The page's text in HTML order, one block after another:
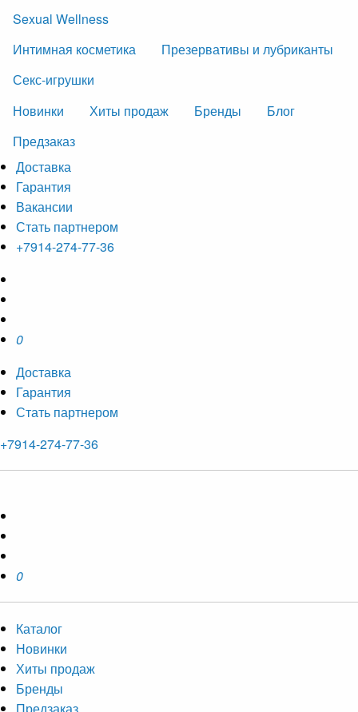
Sexual Wellness
Интимная косметика
Презервативы и лубриканты
Секс-игрушки
Новинки
Хиты продаж Бренды
Блог
Предзаказ
Доставка
Гарантия
Вакансии
Стать партнером
+7914-274-77-36
0
Доставка
Гарантия
Стать партнером
+7914-274-77-36
0
Каталог
Новинки
Хиты продаж
Бренды